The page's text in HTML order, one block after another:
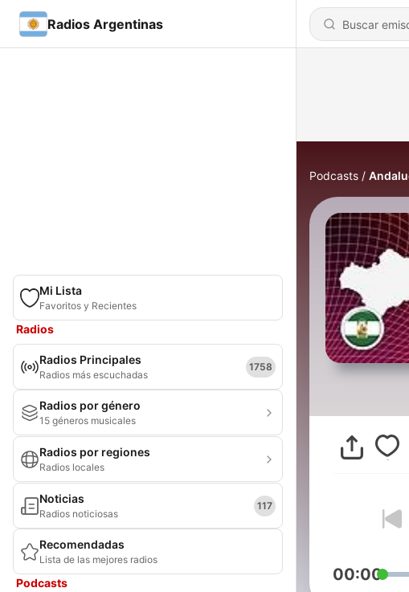
Radios Argentinas
Mi Lista
Favoritos y Recientes
Radios
Radios Principales
Radios más escuchadas
1758
Radios por género
15 géneros musicales
Radios por regiones
Radios locales
Noticias
Radios noticiosas
117
Recomendadas
Lista de las mejores radios
Podcasts
Podcasts
00:00